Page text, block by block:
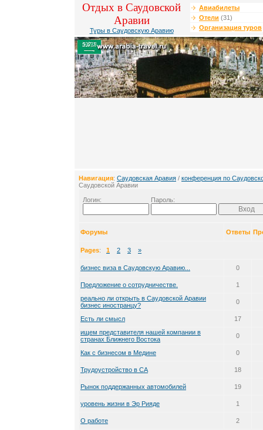
Отдых в Саудовской
Аравии
Туры в Саудовскую Аравию
Авиабилеты
Отели (31)
Организация туров
Навигация: Саудовская Аравия / конференция по
Саудовской Аравии
Логин: Пароль:
Форумы Ответы
Pages: 1 2 3 »
бизнес виза в Саудовскую Аравию... 0
Предложение о сотрудничестве.
1
реально ли открыть в Саудовской Аравии
бизнес иностранцу?
0
Есть ли смысл
17
ищем представителя нашей компании в
странах Ближнего Востока
0
Как с бизнесом в Медине 0
Трудоустройство в СА 18
Рынок поддержанных автомобилей 19
уровень жизни в Эр Рияде 1
О работе 2